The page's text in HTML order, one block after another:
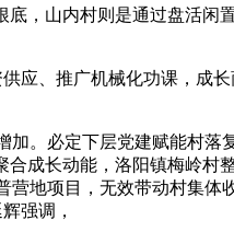
，山内村则是通过盘活闲
、推广机械化功课，成长
。必定下层党建赋能村落
成长动能，洛阳镇梅岭村
地项目，无效带动村集体
强调，